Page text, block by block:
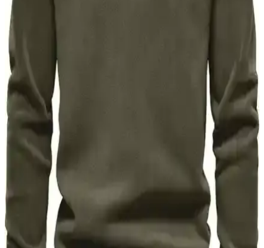
Erkek giyiminde doğru seçimler, terzilik, renk uyumu ve gardırop
planlamasıyla şık ve konforlu stil oluşturmanın yolları
anlatılmaktadır.
Orta Fiyatlı Erkek Giyim Markaları: Tasarım ve
Kalite Dengesi Üzerine Detaylı İnceleme
Orta fiyat segmentindeki erkek giyim markaları, minimalist ve retro
tasarımlar sunarken kalite ve işlevselliği dengeliyor. Japon ve
Avrupa markaları teknik ve sade ürünlerle öne çıkıyor.
Erkekler İçin Uzun Kollu Polo Gömlekler: Şıklık ve
Konforun Uyumlu Birleşimi
Erkekler için uzun kollu polo gömlekler, şıklık ve rahatlığı bir arada
sunar. Çok yönlü kullanımıyla mevsim geçişlerinde ideal, çeşitli
modelleriyle tarzınızı tamamlar. Günlük ve resmi kombinasyonlarda
tercih edilebilir.
Valentino Erkek Montları: Şıklık ve Kalitenin
Buluştuğu Modern Tasarımlar